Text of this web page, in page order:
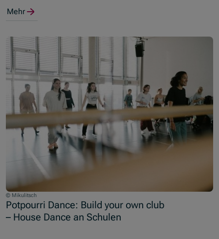
Mehr
© Mikulitsch
Potpourri Dance: Build your own club
– House Dance an Schulen